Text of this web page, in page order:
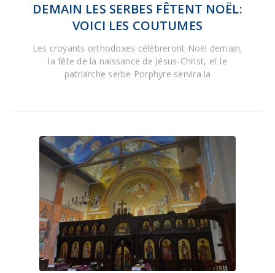
DEMAIN LES SERBES FÊTENT NOËL:
VOICI LES COUTUMES
Les croyants orthodoxes célébreront Noël demain,
la fête de la naissance de Jésus-Christ, et le
patriarche serbe Porphyre servira la